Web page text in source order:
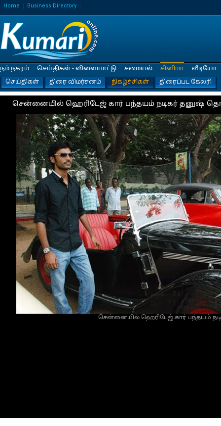
Home Business Directory
நம் நகரம் செய்திகள் - விளையாட்டு சமையல்
சினிமா
செய்திகள்
திரை விமர்சனம் நிகழ்ச்சிகள் திரைப்பட கேலரி
வீடியோ
சென்னையில் ஹெரிடேஜ் கார் பந்தயம் நடிகர் தனுஷ்
சென்னையில் ஹெரிடேஜ் கார் பந்தயம்